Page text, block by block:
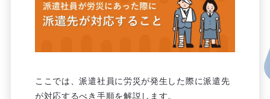
ここでは、派遣社員に労災が発生した際に派遣先
が対応するべき手順を解説します。